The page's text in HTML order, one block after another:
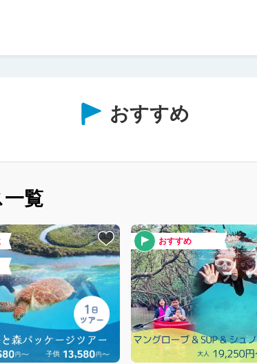
おすすめ
一覧
おすすめ